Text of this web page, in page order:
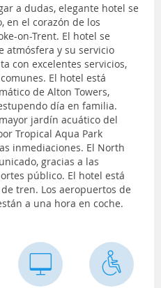
a dudas, elegante hotel se
en el corazón de los
on-Trent. El hotel se
atmósfera y su servicio
con excelentes servicios,
El hotel está
de Alton Towers,
día en familia.
jardín acuático del
Tropical Aqua Park
inmediaciones. El North
gracias a las
público. El hotel está
tren. Los aeropuertos de
a una hora en coche.